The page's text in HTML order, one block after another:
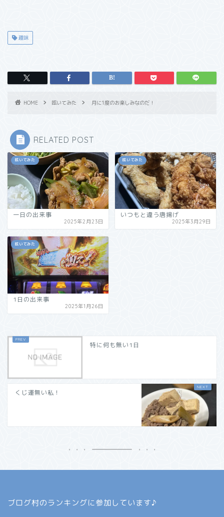
趣味
HOME 呟いてみた 月に1度のお楽しみなのだ！
RELATED POST
呟いてみた
一日の出来事
2025年2月23日
呟いてみた
いつもと違う唐揚げ
2025年3月29日
呟いてみた
1日の出来事
2025年1月26日
特に何も無い1日
くじ運無い私！
ブログ村のランキングに参加しています♪